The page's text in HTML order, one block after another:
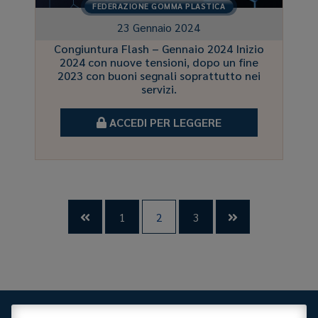
FEDERAZIONE GOMMA PLASTICA
23 Gennaio 2024
Congiuntura Flash – Gennaio 2024 Inizio
2024 con nuove tensioni, dopo un fine
2023 con buoni segnali soprattutto nei
servizi.
ACCEDI PER LEGGERE
 1 2 3 